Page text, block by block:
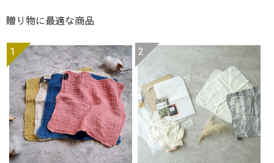
贈り物に最適な商品